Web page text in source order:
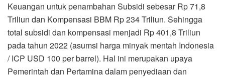
Keuangan untuk penambahan Subsidi sebesar Rp 71,8
Triliun dan Kompensasi BBM Rp 234 Triliun. Sehingga
total subsidi dan kompensasi menjadi Rp 401,8 Triliun
pada tahun 2022 (asumsi harga minyak mentah Indonesia
/ ICP USD 100 per barrel). Hal ini merupakan upaya
Pemerintah dan Pertamina dalam penyediaan dan